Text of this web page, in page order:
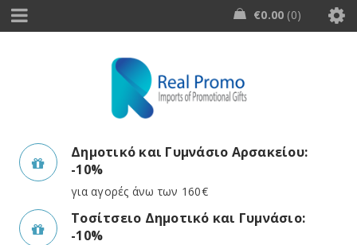
€0.00 0
Δημοτικό και Γυμνάσιο Αρσακείου:
-10%
για αγορές άνω των 160€
Τοσίτσειο Δημοτικό και Γυμνάσιο:
-10%